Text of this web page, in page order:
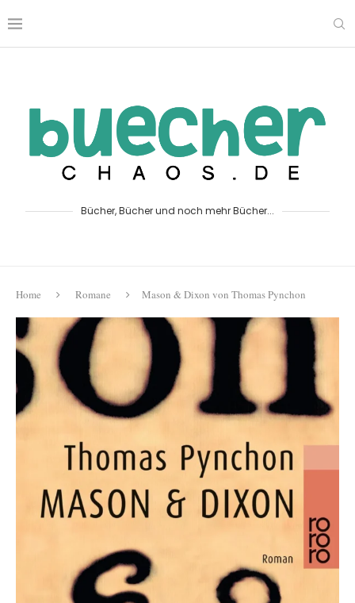
Bücher, Bücher und noch mehr Bücher...
Home Romane Mason & Dixon von Thomas Pynchon